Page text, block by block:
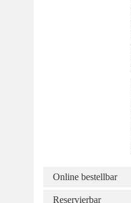
Online bestellbar
Reservierbar